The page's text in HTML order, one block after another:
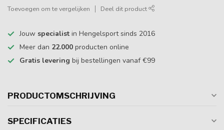
Toevoegen om te vergelijken Deel dit product
Jouw specialist in Hengelsport sinds 2016
Meer dan 22.000 producten online
Gratis levering bij bestellingen vanaf €99
PRODUCTOMSCHRIJVING
SPECIFICATIES